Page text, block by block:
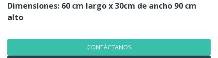
Dimensiones: 60 cm largo x 30cm de ancho 90 cm
alto
CONTÁCTANOS